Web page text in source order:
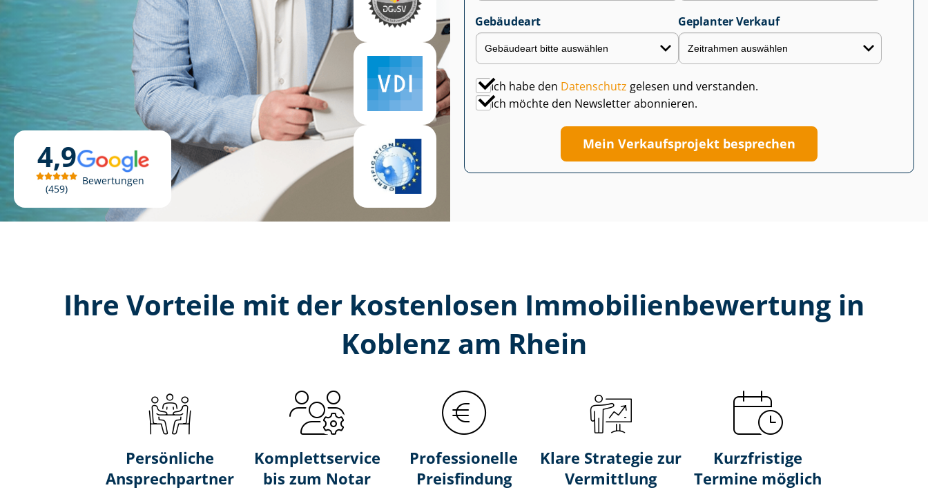
4,9
459
Bewertungen
Gebäudeart Geplanter Verkauf
Ich habe den Datenschutz gelesen und verstanden.
Ich möchte den Newsletter abonnieren.
Mein Verkaufsprojekt besprechen
Ihre Vorteile mit der kostenlosen Im­mo­bi­li­en­be­wer­tung in
Koblenz am Rhein
Persönliche
Ansprechpartner
Komplettservice
bis zum Notar
Professionelle
Preisfindung
Klare Strategie zur
Vermittlung
Kurzfristige
Termine möglich